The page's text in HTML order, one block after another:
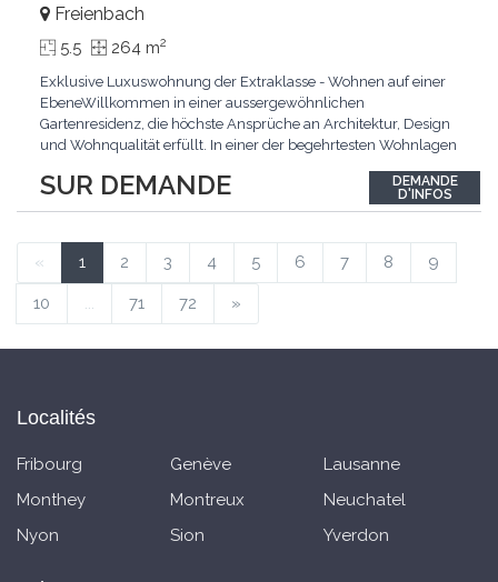
SUR DEMANDE
Freienbach
5.5 264 m2
Exklusive Luxuswohnung der Extraklasse - Wohnen auf einer
EbeneWillkommen in einer aussergewöhnlichen
Gartenresidenz, die höchste Ansprüche an Architektur, Design
und Wohnqualität erfüllt. In einer der begehrtesten Wohnlagen
exklusives Zuhause mit über 230 m² Wohnfläche, das
Grosszügigkeit, Privatsphäre und zeitlose Eleganz auf
DEMANDE
D'INFOS
« 1 2 3 4 5 6 7 8 9
10 ... 71 72 »
Localités
Fribourg Genève
Lausanne
Monthey
Montreux
Neuchatel
Nyon
Sion Yverdon